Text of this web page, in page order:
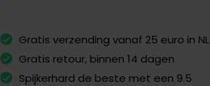
Gratis verzending vanaf 25 euro in NL
Gratis retour, binnen 14 dagen
Spijkerhard de beste met een 9.5